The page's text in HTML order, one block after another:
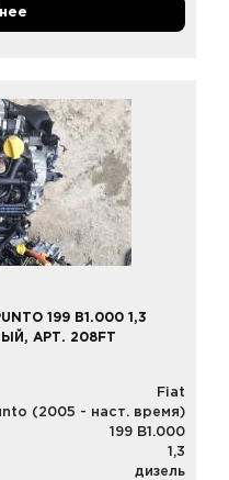
199 B1.000 1,3
АРТ. 208FT
Fiat
(2005 - наст. время)
199 B1.000
1,3
дизель